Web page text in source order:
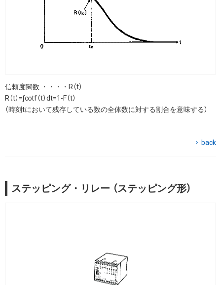
信頼度関数 ・・・・R（t）
R（t）=∫∞tf（t）dt=1-F（t）
（時刻tにおいて残存している数の全体数に対する割合を意味する）
back
ステッピング・リレー （ステッピング形）